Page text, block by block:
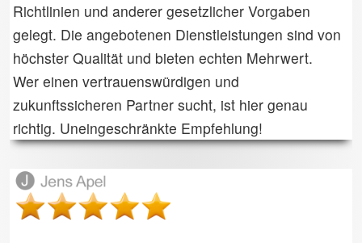
Richtlinien und anderer gesetzlicher Vorgaben
gelegt. Die angebotenen Dienstleistungen sind von
höchster Qualität und bieten echten Mehrwert.
Wer einen vertrauenswürdigen und
zukunftssicheren Partner sucht, ist hier genau
richtig. Uneingeschränkte Empfehlung!